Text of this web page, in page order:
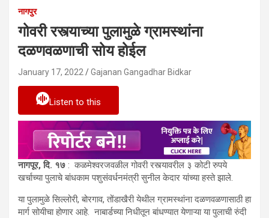
नागपुर
गोवरी रस्त्याच्या पुलामुळे ग्रामस्थांना
दळणवळणाची सोय होईल
January 17, 2022 Gajanan Gangadhar Bidkar
Listen to this
नागपूर, दि. १७ : कळमेश्वरजवळील गोवरी रस्त्यावरील ३ कोटी रुपये
खर्चाच्या पुलाचे बांधकाम पशुसंवर्धनमंत्री सुनील केदार यांच्या हस्ते झाले.
या पुलामुळे सिल्लोरी, बोरगाव, तोंडाखैरी येथील ग्रामस्थांना दळणवळणासाठी हा
मार्ग सोयीचा होणार आहे. नाबार्डच्या निधीतून बांधण्यात येणाऱ्या या पुलाची रुंदी